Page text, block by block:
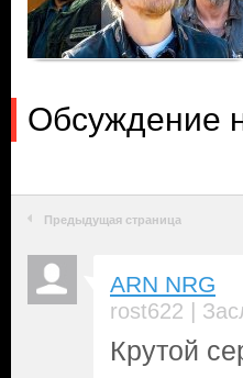
Обсуждение
Предыдущая страница
ARN NRG
rost622 |
Крутой